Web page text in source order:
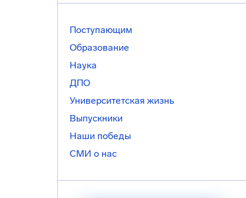
Поступающим
Образование
Наука
ДПО
Университетская жизнь
Выпускники
Наши победы
СМИ о нас